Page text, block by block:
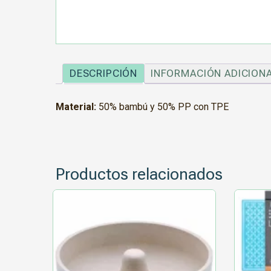
DESCRIPCIÓN INFORMACIÓN
Material: 50% bambú y 50% PP con TPE
Productos relacionados
Este
múltiples
variantes.
opciones
Este
producto
tiene
Las